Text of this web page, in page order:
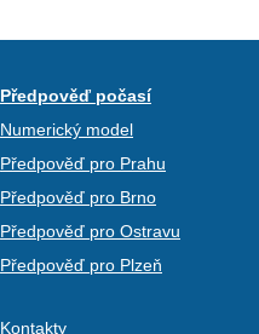
Předpověď počasí
Numerický model
Předpověď pro Prahu
Předpověď pro Brno
Předpověď pro Ostravu
Předpověď pro Plzeň
Kontakty